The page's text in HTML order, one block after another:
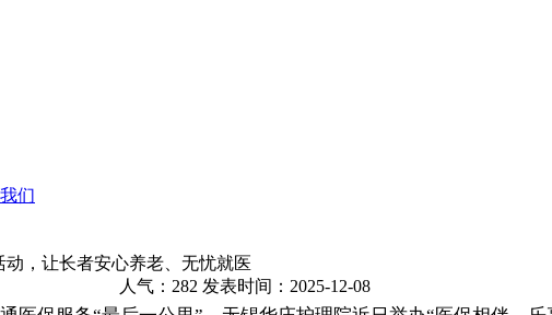
们
动，让长者安心养老、无忧就医
人气：282 发表时间：2025-12-08